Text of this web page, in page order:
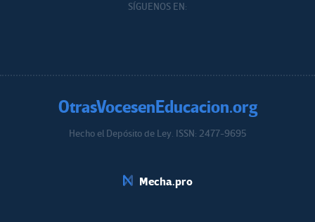
SÍGUENOS EN:
OtrasVocesenEducacion.org
Hecho el Depósito de Ley. ISSN: 2477-9695
Mecha.pro